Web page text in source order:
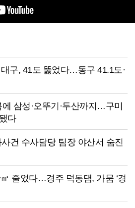
대구, 41도 뚫었다…동구 41.1도·
삼성·오뚜기·두산까지…구미
다
건 수사담당 팀장 야산서 숨진
줄었다…경주 덕동댐, 가뭄 ‘경